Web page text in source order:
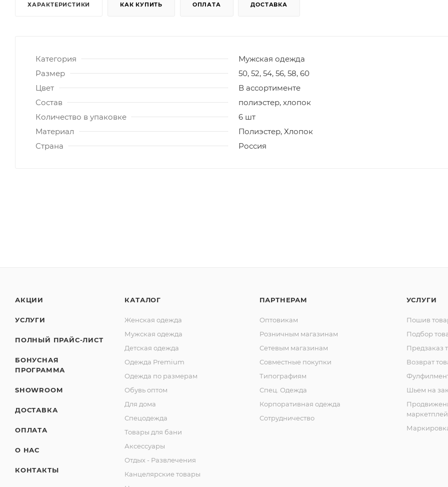
ХАРАКТЕРИСТИКИ КАК КУПИТЬ ОПЛАТА ДОСТАВКА
Категория
Мужская одежда
Размер
50, 52, 54, 56, 58, 60
Цвет
В ассортименте
Состав
полиэстер, хлопок
Количество в упаковке
6 шт
Материал
Полиэстер, Хлопок
Страна
Россия
АКЦИИ
УСЛУГИ
ПОЛНЫЙ ПРАЙС-ЛИСТ
БОНУСНАЯ
ПРОГРАММА
SHOWROOM
ДОСТАВКА
ОПЛАТА
О НАС
КОНТАКТЫ
КАТАЛОГ
Женская одежда
Мужская одежда
Детская одежда
Одежда Premium
Одежда по размерам
Обувь оптом
Для дома
Спецодежда
Товары для бани
Аксессуары
Отдых - Развлечения
Канцелярские товары
ПАРТНЕРАМ
Оптовикам
Розничным магазинам
Сетевым магазинам
Совместные покупки
Типографиям
Спец. Одежда
Корпоративная одежда
Сотрудничество
УСЛУГИ
Пошив
Подбор
Предзаказ
Возврат
Шьем на